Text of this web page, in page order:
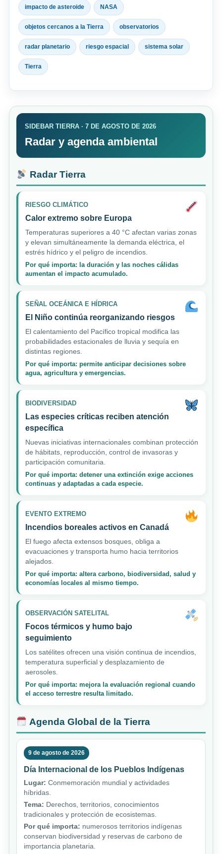
impacto de asteroide NASA
objetos cercanos a la Tierra observatorios
radar planetario riesgo espacial sistema solar
Tierra
SIDEBAR TIERRA · 7 DE AGOSTO DE 2026
Radar y agenda ambiental
Radar Tierra
RIESGO CLIMÁTICO
Calor extremo sobre Europa
Temperaturas superiores a 40 °C afectan varias zonas
y elevan simultáneamente la demanda eléctrica, el
estrés hídrico y el peligro de incendios.
Por qué importa: la duración y las noches cálidas
aumentan el impacto acumulado.
SEÑAL OCEÁNICA E HÍDRICA
El Niño continúa reorganizando riesgos
El calentamiento del Pacífico tropical modifica las
probabilidades estacionales de lluvia y sequía en
distintas regiones.
Por qué importa: permite anticipar decisiones sobre
agua, agricultura y emergencias.
BIODIVERSIDAD
Las especies críticas reciben atención
específica
Nuevas iniciativas internacionales combinan protección
de hábitats, reproducción, control de invasoras y
participación comunitaria.
Por qué importa: detener una extinción exige acciones
continuas y adaptadas a cada especie.
EVENTO EXTREMO
Incendios boreales activos en Canadá
El fuego afecta extensos bosques, obliga a
evacuaciones y transporta humo hacia territorios
alejados.
Por qué importa: altera carbono, biodiversidad, salud y
economías locales al mismo tiempo.
OBSERVACIÓN SATELITAL
Focos térmicos y humo bajo
seguimiento
Los satélites ofrecen una visión continua de incendios,
temperatura superficial y desplazamiento de
aerosoles.
Por qué importa: mejora la evaluación regional cuando
el acceso terrestre resulta limitado.
Agenda Global de la Tierra
9 de agosto de 2026
Día Internacional de los Pueblos Indígenas
Lugar: Conmemoración mundial y actividades
híbridas.
Tema: Derechos, territorios, conocimientos
tradicionales y protección de ecosistemas.
Por qué importa: numerosos territorios indígenas
conservan biodiversidad y reservas de carbono de
importancia planetaria.